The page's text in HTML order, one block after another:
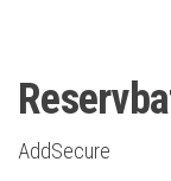
AddSecure